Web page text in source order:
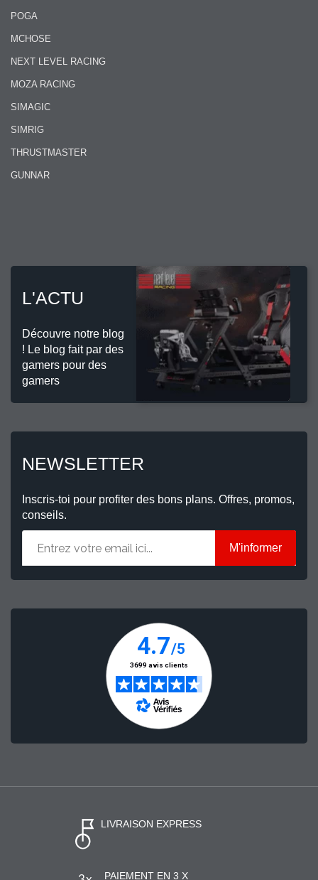
POGA
MCHOSE
NEXT LEVEL RACING
MOZA RACING
SIMAGIC
SIMRIG
THRUSTMASTER
GUNNAR
L'ACTU
Découvre notre blog
! Le blog fait par des
gamers pour des
gamers
NEWSLETTER
Inscris-toi pour profiter des bons plans. Offres, promos,
conseils.
M'informer
LIVRAISON EXPRESS
PAIEMENT EN 3 X